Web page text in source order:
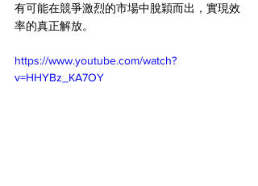
有可能在競爭激烈的市場中脫穎而出，實現效
率的真正解放。
https://www.youtube.com/watch?
v=HHYBz_KA7OY